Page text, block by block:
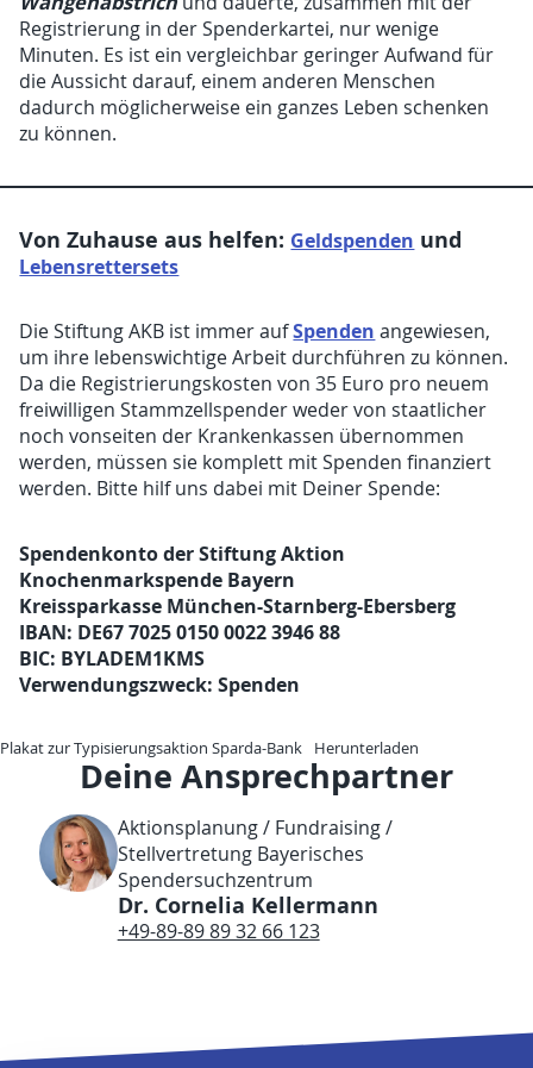
Registrierung in der Spenderkartei, nur wenige
Minuten. Es ist ein vergleichbar geringer Aufwand für
die Aussicht darauf, einem anderen Menschen
dadurch möglicherweise ein ganzes Leben schenken
zu können.
Von Zuhause aus helfen: Geldspenden und
Lebensrettersets
Die Stiftung AKB ist immer aufSpenden angewiesen,
um ihre lebenswichtige Arbeit durchführen zu können.
Da die Registrierungskosten von 35 Euro pro neuem
freiwilligen Stammzellspender weder von staatlicher
noch vonseiten der Krankenkassen übernommen
werden, müssen sie komplett mit Spenden finanziert
werden. Bitte hilf uns dabei mit Deiner Spende:
Spendenkonto der Stiftung Aktion
Knochenmarkspende Bayern
Kreissparkasse München-Starnberg-Ebersberg
IBAN: DE67 7025 0150 0022 3946 88
BIC: BYLADEM1KMS
Verwendungszweck: Spenden
Plakat zur Typisierungsaktion Sparda-Bank Herunterladen
Deine Ansprechpartner
Aktionsplanung / Fundraising /
Stellvertretung Bayerisches
Spendersuchzentrum
Dr. Cornelia Kellermann
+49-89-89 89 32 66 123